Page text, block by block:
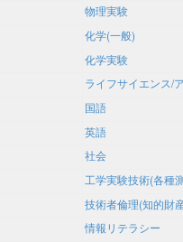
物理実験
化学(一般)
化学実験
ライフサイエンス/
国語
英語
社会
工学実験技術(各種
技術者倫理(知的財
情報リテラシー